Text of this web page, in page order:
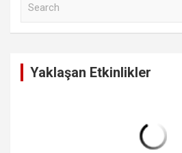
Yaklaşan Etkinlikler